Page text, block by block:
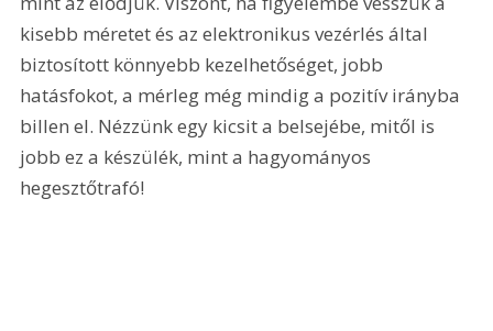
kisebb méretet és az elektronikus vezérlés által
biztosított könnyebb kezelhetőséget, jobb
hatásfokot, a mérleg még mindig a pozitív irányba
billen el. Nézzünk egy kicsit a belsejébe, mitől is
jobb ez a készülék, mint a hagyományos
hegesztőtrafó!